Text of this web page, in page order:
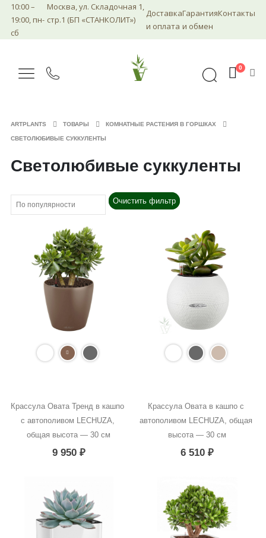
10:00 –
19:00, пн-
сб
Москва, ул. Складочная 1,
стр.1 (БП «СТАНКОЛИТ»)
Доставка
и оплата
Гарантия
и обмен
Контакты
0
ARTPLANTS ТОВАРЫ КОМНАТНЫЕ РАСТЕНИЯ В ГОРШКАХ
СВЕТОЛЮБИВЫЕ СУККУЛЕНТЫ
Светолюбивые суккуленты
Очистить фильтр
Крассула Овата Тренд в кашпо
с автополивом LECHUZA,
общая высота — 30 см
9 950 ₽
Крассула Овата в кашпо с
автополивом LECHUZA, общая
высота — 30 см
6 510₽